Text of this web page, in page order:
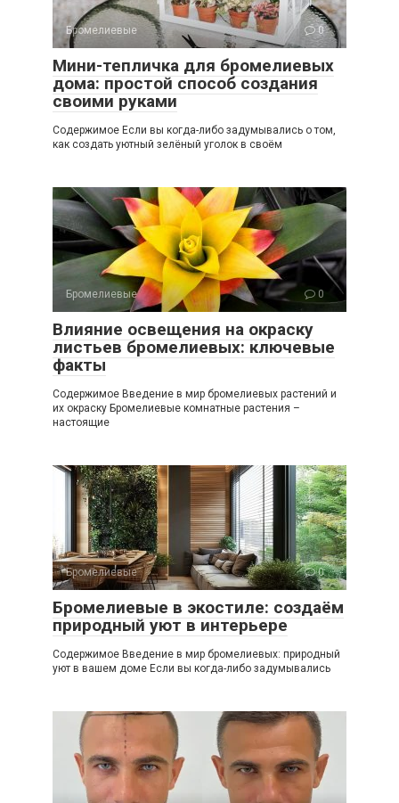
Бромелиевые 0
Мини-тепличка для бромелиевых
дома: простой способ создания
своими руками
Содержимое Если вы когда-либо задумывались о том,
как создать уютный зелёный уголок в своём
Бромелиевые 0
Влияние освещения на окраску
листьев бромелиевых: ключевые
факты
Содержимое Введение в мир бромелиевых растений и
их окраску Бромелиевые комнатные растения –
настоящие
Бромелиевые 0
Бромелиевые в экостиле: создаём
природный уют в интерьере
Содержимое Введение в мир бромелиевых: природный
уют в вашем доме Если вы когда-либо задумывались